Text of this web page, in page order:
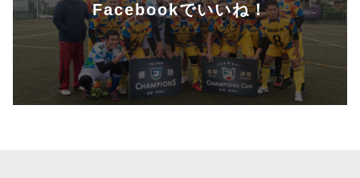
Facebookでいいね！